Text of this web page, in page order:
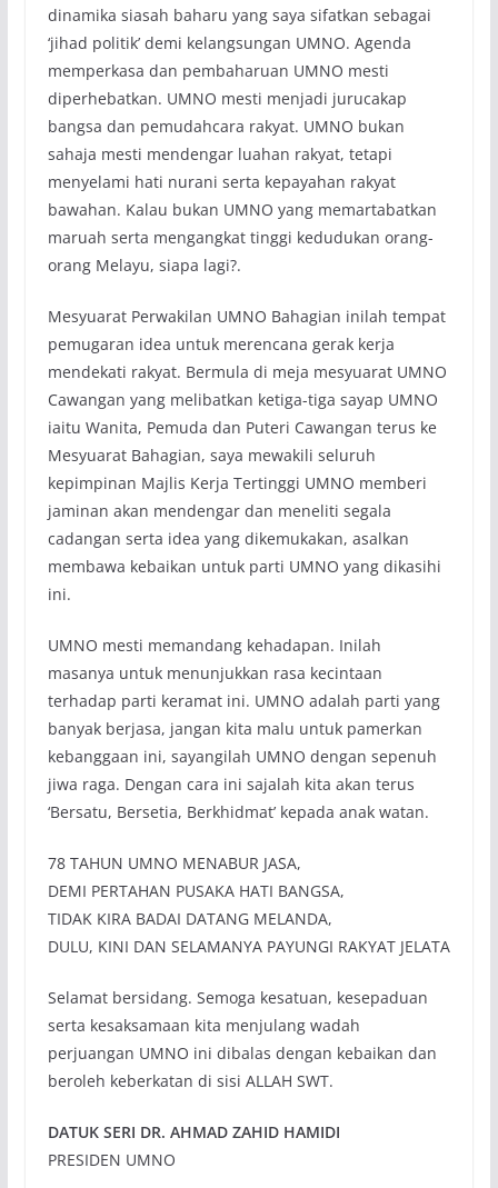
dinamika siasah baharu yang saya sifatkan sebagai
‘jihad politik’ demi kelangsungan UMNO. Agenda
memperkasa dan pembaharuan UMNO mesti
diperhebatkan. UMNO mesti menjadi jurucakap
bangsa dan pemudahcara rakyat. UMNO bukan
sahaja mesti mendengar luahan rakyat, tetapi
menyelami hati nurani serta kepayahan rakyat
bawahan. Kalau bukan UMNO yang memartabatkan
maruah serta mengangkat tinggi kedudukan orang-
orang Melayu, siapa lagi?.
Mesyuarat Perwakilan UMNO Bahagian inilah tempat
pemugaran idea untuk merencana gerak kerja
mendekati rakyat. Bermula di meja mesyuarat UMNO
Cawangan yang melibatkan ketiga-tiga sayap UMNO
iaitu Wanita, Pemuda dan Puteri Cawangan terus ke
Mesyuarat Bahagian, saya mewakili seluruh
kepimpinan Majlis Kerja Tertinggi UMNO memberi
jaminan akan mendengar dan meneliti segala
cadangan serta idea yang dikemukakan, asalkan
membawa kebaikan untuk parti UMNO yang dikasihi
ini.
UMNO mesti memandang kehadapan. Inilah
masanya untuk menunjukkan rasa kecintaan
terhadap parti keramat ini. UMNO adalah parti yang
banyak berjasa, jangan kita malu untuk pamerkan
kebanggaan ini, sayangilah UMNO dengan sepenuh
jiwa raga. Dengan cara ini sajalah kita akan terus
‘Bersatu, Bersetia, Berkhidmat’ kepada anak watan.
78 TAHUN UMNO MENABUR JASA,
DEMI PERTAHAN PUSAKA HATI BANGSA,
TIDAK KIRA BADAI DATANG MELANDA,
DULU, KINI DAN SELAMANYA PAYUNGI RAKYAT JELATA
Selamat bersidang. Semoga kesatuan, kesepaduan
serta kesaksamaan kita menjulang wadah
perjuangan UMNO ini dibalas dengan kebaikan dan
beroleh keberkatan di sisi ALLAH SWT.
DATUK SERI DR. AHMAD ZAHID HAMIDI
PRESIDEN UMNO